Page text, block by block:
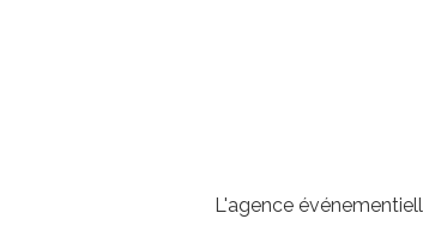
L'agence